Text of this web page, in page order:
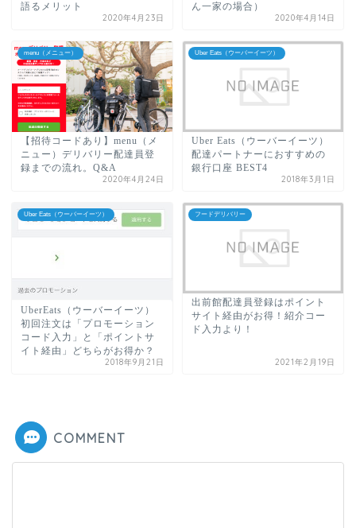
語るメリット
2020年4月23日
ん一家の場合）
2020年4月14日
menu（メニュー）
【招待コードあり】menu（メ
ニュー）デリバリー配達員登
録までの流れ。Q&A
2020年4月24日
Uber Eats（ウーバーイーツ）
Uber Eats（ウーバーイーツ）
配達パートナーにおすすめの
銀行口座 BEST4
2018年3月1日
Uber Eats（ウーバーイーツ）
UberEats（ウーバーイーツ）
初回注文は「プロモーション
コード入力」と「ポイントサ
イト経由」どちらがお得か？
2018年9月21日
フードデリバリー
出前館配達員登録はポイント
サイト経由がお得！紹介コー
ド入力より！
2021年2月19日
COMMENT